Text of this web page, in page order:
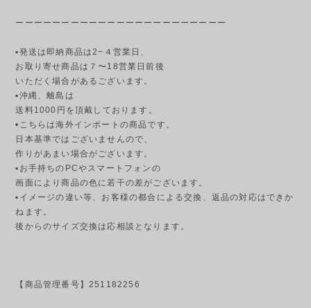
ーーーーーーーーーーーーーーーーーーーーーーー
▪発送は即納商品は2−４営業日、
お取り寄せ商品は７〜18営業日前後
いただく場合があるございます。
▪︎沖縄、離島は
送料1000円を頂戴しております。
•こちらは海外インポートの商品です。
日本基準ではございませんので、
作りがあまい場合がございます。
▪︎お手持ちのPCやスマートフォンの
画面により商品の色に若干の差がございます。
▪︎イメージの違い等、お客様の都合による交換、返品の対応はできか
ねます。
後からのサイズ交換は応相談となります。
【商品管理番号】251182256